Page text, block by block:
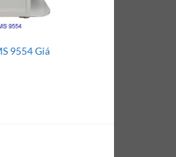
9554 Giá